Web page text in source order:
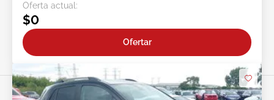
Oferta actual:
$0
Ofertar